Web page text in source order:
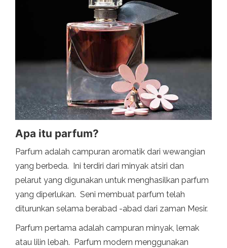
Apa itu parfum?
Parfum adalah campuran aromatik dari wewangian
yang berbeda. Ini terdiri dari minyak atsiri dan
pelarut yang digunakan untuk menghasilkan parfum
yang diperlukan. Seni membuat parfum telah
diturunkan selama berabad -abad dari zaman Mesir.
Parfum pertama adalah campuran minyak, lemak
atau lilin lebah. Parfum modern menggunakan